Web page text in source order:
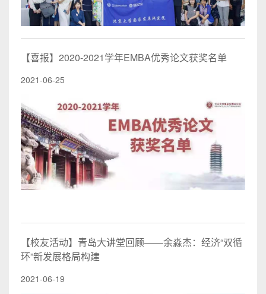
【喜报】2020-2021学年EMBA优秀论文获奖名单
2021-06-25
【校友活动】青岛大讲堂回顾——余淼杰：经济“双循
环”新发展格局构建
2021-06-19